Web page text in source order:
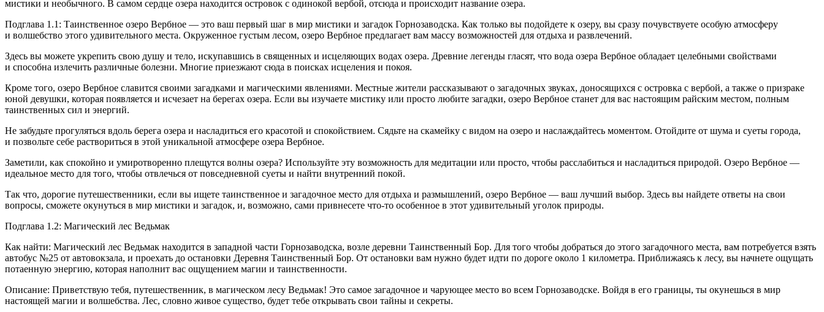
мистики и необычного. В самом сердце озера находится островок с одинокой вербой, отсюда и происходит название озера.
Подглава 1.1: Таинственное озеро Вербное — это ваш первый шаг в мир мистики и загадок Горнозаводска. Как только вы подойдете к озеру, вы сразу почувствуете особую атмосферу
и волшебство этого удивительного места. Окруженное густым лесом, озеро Вербное предлагает вам массу возможностей для отдыха и развлечений.
Здесь вы можете укрепить свою душу и тело, искупавшись в священных и исцеляющих водах озера. Древние легенды гласят, что вода озера Вербное обладает целебными свойствами
и способна излечить различные болезни. Многие приезжают сюда в поисках исцеления и покоя.
Кроме того, озеро Вербное славится своими загадками и магическими явлениями. Местные жители рассказывают о загадочных звуках, доносящихся с островка с вербой, а также о призраке
юной девушки, которая появляется и исчезает на берегах озера. Если вы изучаете мистику или просто любите загадки, озеро Вербное станет для вас настоящим райским местом, полным
таинственных сил и энергий.
Не забудьте прогуляться вдоль берега озера и насладиться его красотой и спокойствием. Сядьте на скамейку с видом на озеро и наслаждайтесь моментом. Отойдите от шума и суеты города,
и позвольте себе раствориться в этой уникальной атмосфере озера Вербное.
Заметили, как спокойно и умиротворенно плещутся волны озера? Используйте эту возможность для медитации или просто, чтобы расслабиться и насладиться природой. Озеро Вербное —
идеальное место для того, чтобы отвлечься от повседневной суеты и найти внутренний покой.
Так что, дорогие путешественники, если вы ищете таинственное и загадочное место для отдыха и размышлений, озеро Вербное — ваш лучший выбор. Здесь вы найдете ответы на свои
вопросы, сможете окунуться в мир мистики и загадок, и, возможно, сами привнесете что-то особенное в этот удивительный уголок природы.
Подглава 1.2: Магический лес Ведьмак
Как найти: Магический лес Ведьмак находится в западной части Горнозаводска, возле деревни Таинственный Бор. Для того чтобы добраться до этого загадочного места, вам потребуется взять
автобус №25 от автовокзала, и проехать до остановки Деревня Таинственный Бор. От остановки вам нужно будет идти по дороге около 1 километра. Приближаясь к лесу, вы начнете ощущать
потаенную энергию, которая наполнит вас ощущением магии и таинственности.
Описание: Приветствую тебя, путешественник, в магическом лесу Ведьмак! Это самое загадочное и чарующее место во всем Горнозаводске. Войдя в его границы, ты окунешься в мир
настоящей магии и волшебства. Лес, словно живое существо, будет тебе открывать свои тайны и секреты.